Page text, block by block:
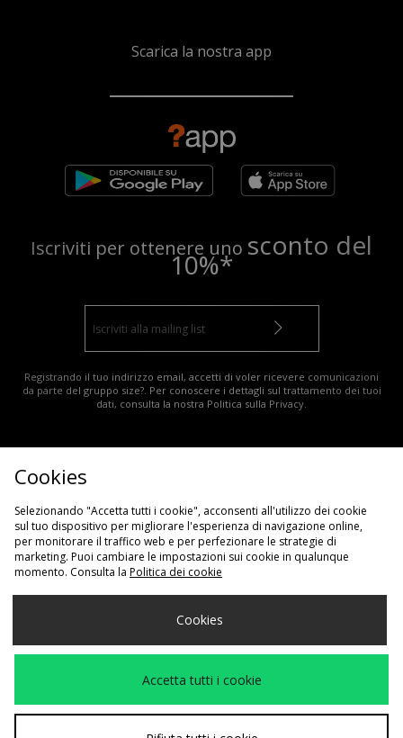
Scarica la nostra app
Iscriviti per ottenere uno sconto del
10%*
Registrando il tuo indirizzo email, accetti di voler ricevere comunicazioni
da parte del gruppo size?. Per conoscere i dettagli sul trattamento dei tuoi
dati, consulta la nostra Politica sulla Privacy.
Traccia il mio ordine Guida alle taglie
Klarna
Consegna e Resi
Azienda
Sconto studenti
Termini e condizioni Politica sulla privacy Cookie
Contattaci
Modern Slavery Statement
Cookies
Selezionando "Accetta tutti i cookie", acconsenti all'utilizzo dei cookie
sul tuo dispositivo per migliorare l'esperienza di navigazione online,
per monitorare il traffico web e per perfezionare le strategie di
marketing. Puoi cambiare le impostazioni sui cookie in qualunque
momento. Consulta la Politica dei cookie
Cookies
Accetta tutti i cookie